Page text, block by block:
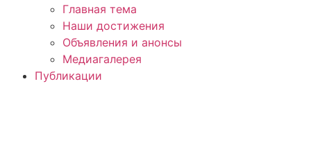
Главная тема
Наши достижения
Объявления и анонсы
Медиагалерея
Публикации